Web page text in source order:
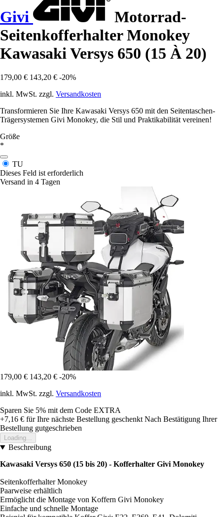
Givi
Motorrad-
Seitenkofferhalter Monokey
Kawasaki Versys 650 (15 À 20)
179,00 € 143,20 € -20%
inkl. MwSt. zzgl. Versandkosten
Transformieren Sie Ihre Kawasaki Versys 650 mit den Seitentaschen-
Trägersystemen Givi Monokey, die Stil und Praktikabilität vereinen!
Größe
*
TU
Dieses Feld ist erforderlich
Versand in 4 Tagen
179,00 € 143,20 € -20%
inkl. MwSt. zzgl. Versandkosten
Sparen Sie 5% mit dem Code EXTRA
+7,16 € für Ihre nächste Bestellung geschenkt Nach Bestätigung Ihrer
Bestellung gutgeschrieben
Loading...
Beschreibung
Kawasaki Versys 650 (15 bis 20) - Kofferhalter Givi Monokey
Seitenkofferhalter Monokey
Paarweise erhältlich
Ermöglicht die Montage von Koffern Givi Monokey
Einfache und schnelle Montage